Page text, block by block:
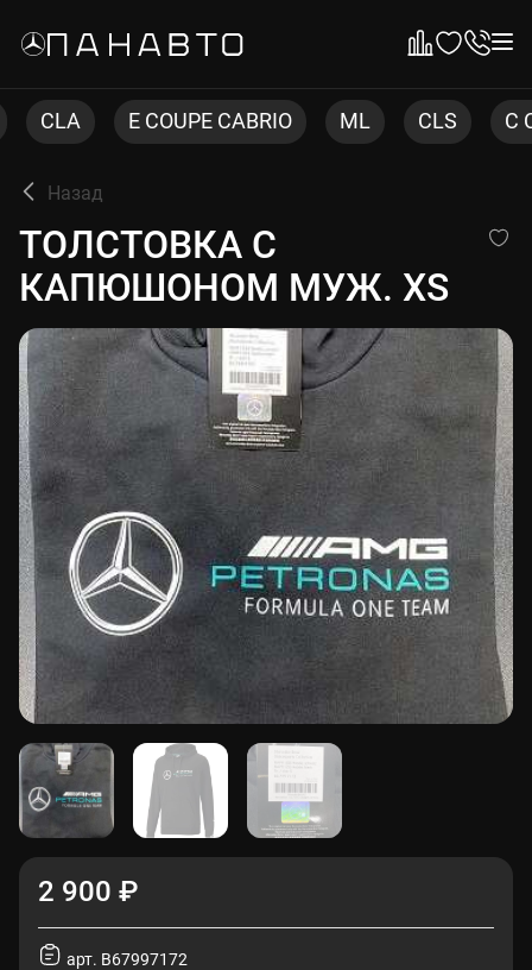
E COUPE CABRIO ML CLS C COUPE
Назад
ТОЛСТОВКА С
ТОЛСТОВКА С
КАПЮШОНОМ МУЖ. XS
2 900 ₽
арт. B67997172